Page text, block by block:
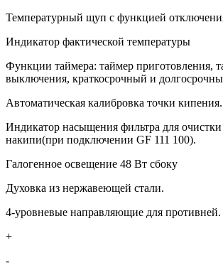
Температурный щуп с функцией
Индикатор фактической температуры
Функции таймера: таймер приготовления,
выключения, краткосрочный и
Автоматическая калибровка точки кипения.
Индикатор насыщения фильтра для
накипи(при подключении GF 111 100).
Галогенное освещение 48 Вт сбоку
Духовка из нержавеющей стали.
4-уровневые направляющие для противней.
+
-